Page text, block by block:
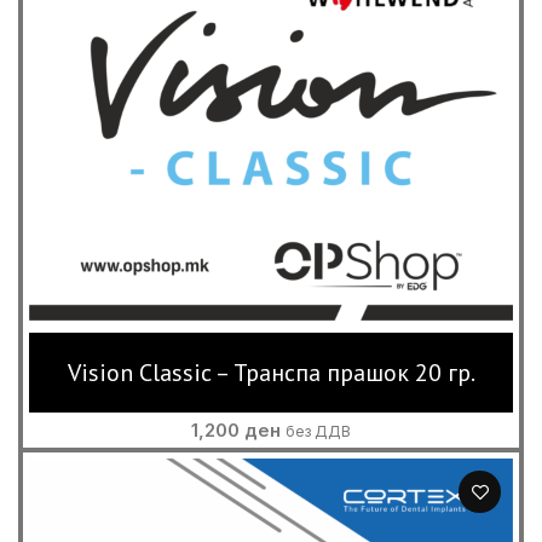
Vision Classic – Транспа прашок 20 гр.
1,200 ден без ДДВ